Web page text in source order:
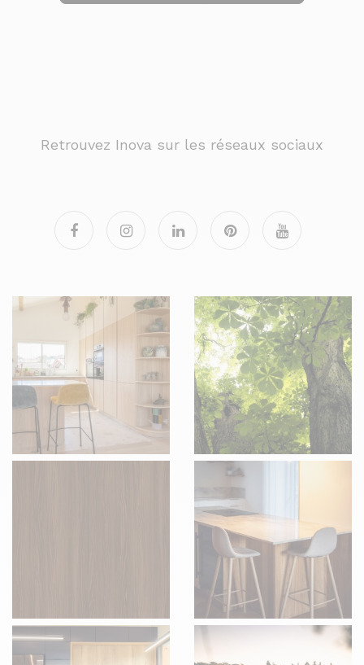
Retrouvez Inova sur les réseaux sociaux